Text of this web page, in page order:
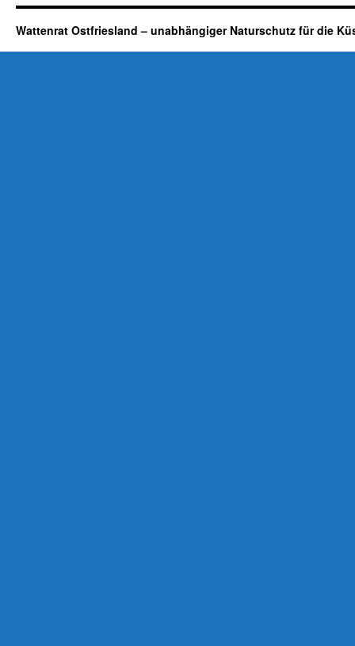
Wattenrat Ostfriesland – unabhängiger Naturschutz für die